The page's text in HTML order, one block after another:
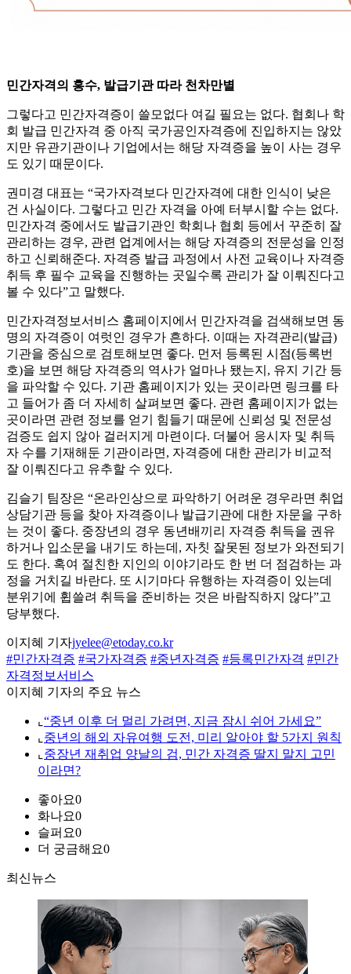
민간자격의 홍수, 발급기관 따라 천차만별
그렇다고 민간자격증이 쓸모없다 여길 필요는 없다. 협회나 학
회 발급 민간자격 중 아직 국가공인자격증에 진입하지는 않았
지만 유관기관이나 기업에서는 해당 자격증을 높이 사는 경우
도 있기 때문이다.
권미경 대표는 “국가자격보다 민간자격에 대한 인식이 낮은
건 사실이다. 그렇다고 민간 자격을 아예 터부시할 수는 없다.
민간자격 중에서도 발급기관인 학회나 협회 등에서 꾸준히 잘
관리하는 경우, 관련 업계에서는 해당 자격증의 전문성을 인정
하고 신뢰해준다. 자격증 발급 과정에서 사전 교육이나 자격증
취득 후 필수 교육을 진행하는 곳일수록 관리가 잘 이뤄진다고
볼 수 있다”고 말했다.
민간자격정보서비스 홈페이지에서 민간자격을 검색해보면 동
명의 자격증이 여럿인 경우가 흔하다. 이때는 자격관리(발급)
기관을 중심으로 검토해보면 좋다. 먼저 등록된 시점(등록번
호)을 보면 해당 자격증의 역사가 얼마나 됐는지, 유지 기간 등
을 파악할 수 있다. 기관 홈페이지가 있는 곳이라면 링크를 타
고 들어가 좀 더 자세히 살펴보면 좋다. 관련 홈페이지가 없는
곳이라면 관련 정보를 얻기 힘들기 때문에 신뢰성 및 전문성
검증도 쉽지 않아 걸러지게 마련이다. 더불어 응시자 및 취득
자 수를 기재해둔 기관이라면, 자격증에 대한 관리가 비교적
잘 이뤄진다고 유추할 수 있다.
김슬기 팀장은 “온라인상으로 파악하기 어려운 경우라면 취업
상담기관 등을 찾아 자격증이나 발급기관에 대한 자문을 구하
는 것이 좋다. 중장년의 경우 동년배끼리 자격증 취득을 권유
하거나 입소문을 내기도 하는데, 자칫 잘못된 정보가 와전되기
도 한다. 혹여 절친한 지인의 이야기라도 한 번 더 점검하는 과
정을 거치길 바란다. 또 시기마다 유행하는 자격증이 있는데
분위기에 휩쓸려 취득을 준비하는 것은 바람직하지 않다”고
당부했다.
이지혜 기자jyelee@etoday.co.kr
#민간자격증 #국가자격증 #중년자격증 #등록민간자격 #민간
자격정보서비스
이지혜 기자의 주요 뉴스
⌞ “중년 이후 더 멀리 가려면, 지금 잠시 쉬어 가세요”
⌞ 중년의 해외 자유여행 도전, 미리 알아야 할 5가지 원칙
⌞ 중장년 재취업 양날의 검, 민간 자격증 딸지 말지 고민
이라면?
좋아요0
화나요0
슬퍼요0
더 궁금해요0
최신뉴스